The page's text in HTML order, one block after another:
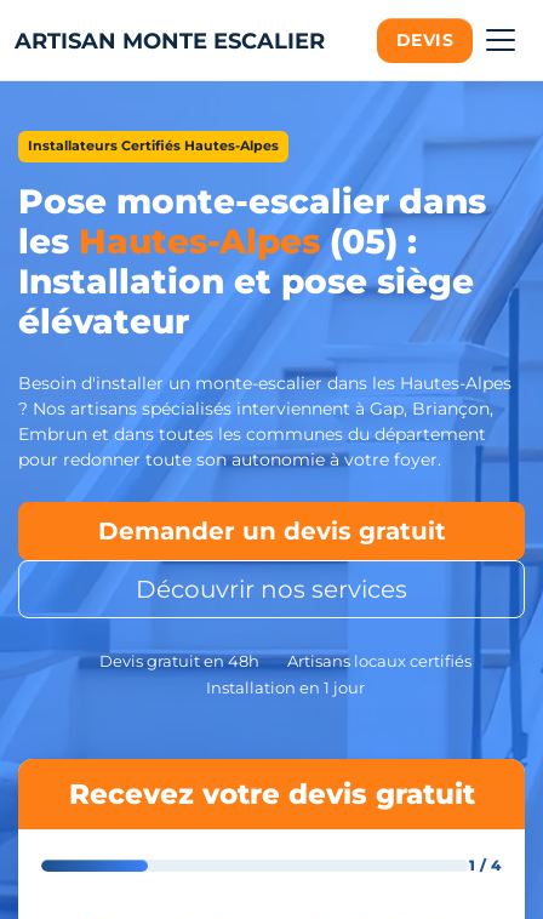
ARTISAN MONTE ESCALIER DEVIS
Installateurs Certifiés Hautes-Alpes
Pose monte-escalier dans
les Hautes-Alpes (05) :
Installation et pose siège
élévateur
Besoin d'installer un monte-escalier dans les Hautes-Alpes
? Nos artisans spécialisés interviennent à Gap, Briançon,
Embrun et dans toutes les communes du département
pour redonner toute son autonomie à votre foyer.
Demander un devis gratuit
Découvrir nos services
Devis gratuit en 48h
Artisans locaux certifiés
Installation en 1 jour
Recevez votre devis gratuit
1 / 4